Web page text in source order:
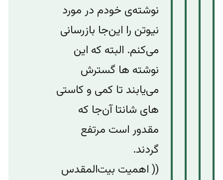
نوشته‌ی خودم در مورد
نیوتن را این‌جا‌ بازرسانی
می‌کنم. البته که این
نوشته ها گسترش
می‌یابند تا کمی و کاستی
های شانتا آن‌جا که
مقدور است مرتفع
گردند.
(( اهمیت بیت‌المقدس